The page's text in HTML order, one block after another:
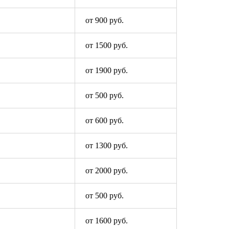
от 900 руб.
от 1500 руб.
от 1900 руб.
от 500 руб.
от 600 руб.
от 1300 руб.
от 2000 руб.
от 500 руб.
от 1600 руб.